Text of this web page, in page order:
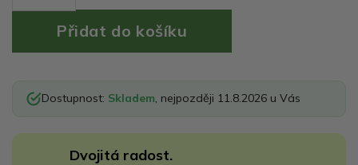
Dostupnost: Skladem, nejpozději 11.8.2026 u Vás
Dvojitá radost.